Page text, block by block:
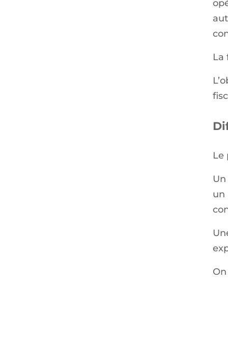
La
Le
un